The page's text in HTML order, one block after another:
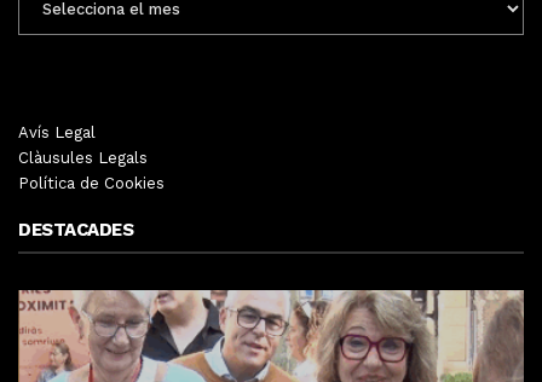
MENSUALS
Avís Legal
Clàusules Legals
Política de Cookies
DESTACADES